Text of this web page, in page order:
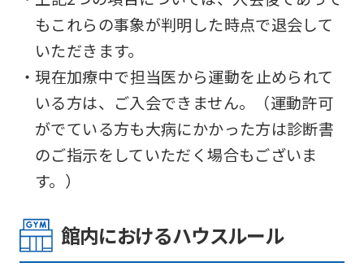
もこれらの事象が判明した時点で退会して
いただきます。
・現在加療中で担当医から運動を止められて
いる方は、ご入会できません。（運動許可
がでている方も大病にかかった方は診断書
のご指示をしていただく場合もございま
す。）
館内におけるハウスルール